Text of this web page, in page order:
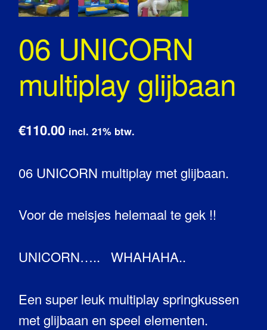
06 UNICORN
multiplay glijbaan
€110.00 incl. 21% btw.
06 UNICORN multiplay met glijbaan.
Voor de meisjes helemaal te gek !!
UNICORN….. WHAHAHA..
Een super leuk multiplay springkussen
met glijbaan en speel elementen.